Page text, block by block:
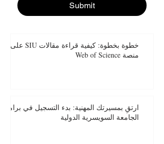
Submit
خطوة بخطوة: كيفية قراءة مقالات SIU على
منصة Web of Science
ارتقِ بمسيرتك المهنية: بدء التسجيل في برامج
الجامعة السويسرية الدولية